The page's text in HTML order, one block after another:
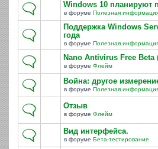
Windows 10 планируют
в форуме Полезная
Поддержка Windows
года
в форуме Полезная
Nano Antivirus Free Beta
в форуме Флейм
Война: другое
в форуме Полезная
Отзыв
в форуме Флейм
Вид интерфейса.
в форуме Бета-тестирование